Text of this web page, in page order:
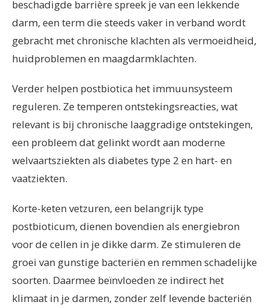
beschadigde barrière spreek je van een lekkende
darm, een term die steeds vaker in verband wordt
gebracht met chronische klachten als vermoeidheid,
huidproblemen en maagdarmklachten.
Verder helpen postbiotica het immuunsysteem
reguleren. Ze temperen ontstekingsreacties, wat
relevant is bij chronische laaggradige ontstekingen,
een probleem dat gelinkt wordt aan moderne
welvaartsziekten als diabetes type 2 en hart- en
vaatziekten.
Korte-keten vetzuren, een belangrijk type
postbioticum, dienen bovendien als energiebron
voor de cellen in je dikke darm. Ze stimuleren de
groei van gunstige bacteriën en remmen schadelijke
soorten. Daarmee beïnvloeden ze indirect het
klimaat in je darmen, zonder zelf levende bacteriën